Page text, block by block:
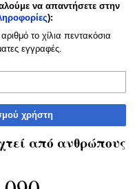
να απαντήσετε στην
):
το χίλια πεντακόσια
εγγραφές.
χρήστη
από ανθρώπους